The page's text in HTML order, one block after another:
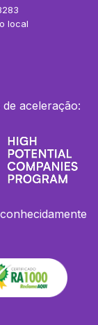
local
aceleração: